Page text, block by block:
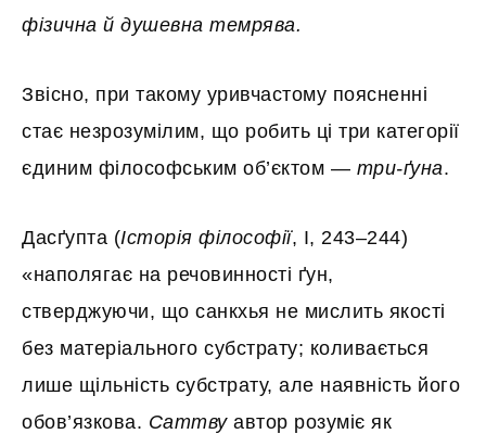
фізична й душевна темрява.
Звісно, при такому уривчастому поясненні
стає незрозумілим, що робить ці три категорії
єдиним філософським об’єктом — три-ґуна.
Дасґупта (Історія філософії, I, 243–244)
«наполягає на речовинності ґун,
стверджуючи, що санкхья не мислить якості
без матеріального субстрату; коливається
лише щільність субстрату, але наявність його
обов’язкова. Саттвуавтор розуміє як